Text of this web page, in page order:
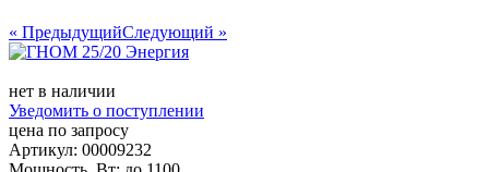
« ПредыдущийСледующий »
нет в наличии
Уведомить о поступлении
цена по запросу
Артикул: 00009232